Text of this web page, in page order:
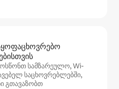
სამზარეულო, Wi-
საცხოვრებლებში,
გთავაზობთ